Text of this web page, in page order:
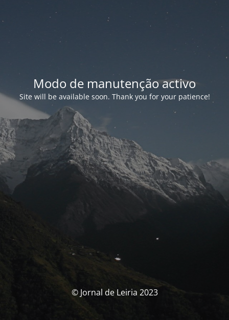
Modo de manutenção activo
Site will be available soon. Thank you for your patience!
© Jornal de Leiria 2023